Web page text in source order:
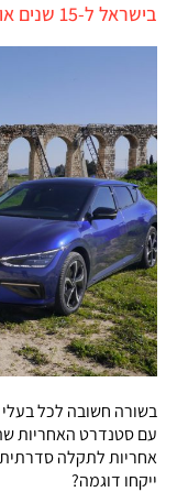
בישראל ל-15 שנים או 300,000 קילומטרים
בשורה חשובה לכל בעלי
עם סטנדרט האחריות
אחריות לתקלה סדרתית
ייקחו דוגמה?